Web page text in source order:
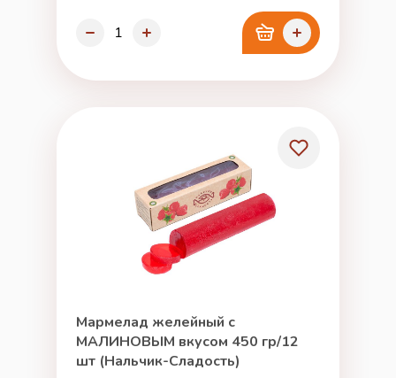
Мармелад желейный с
МАЛИНОВЫМ вкусом 450 гр/12
шт (Нальчик-Сладость)